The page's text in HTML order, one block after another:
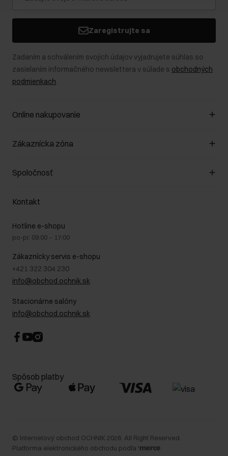
Zaregistrujte sa
Zadaním a schválením svojich údajov vyjadrujete súhlas so
zasielaním informačného newslettera v súlade s obchodných
podmienkach.
Online nakupovanie
Spravovať súbory cookie
Spôsob platby
Vrátenie
Zákaznícka zóna
Zákazníky klub
Pravidlá propagácie
Starostlivosť o kožu
Bezpečné nakupovanie
Blog
Najčastejšie kladené otázky (FAQ)
Spoločnosť
O nás
GDPR - Zásady ochrany osobných údajov
Právne informácie
Kontakt
Hotline e-shopu
po-pi: 09:00 – 17:00
Zákaznícky servis e-shopu
+421 322 304 230
info@obchod.ochnik.sk
Stacionárne salóny
info@obchod.ochnik.sk
Spôsob platby
© Internetový obchod OCHNIK 2026 . All Right Reserved.
Platforma elektronického obchodu podľa